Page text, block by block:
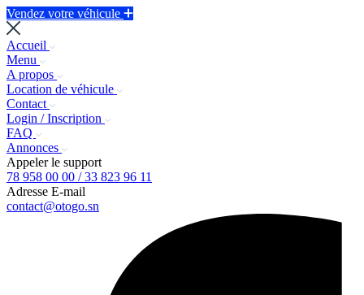
Vendez votre véhicule
Accueil
Menu
A propos
Location de véhicule
Contact
Login / Inscription
FAQ
Annonces
Appeler le support
78 958 00 00 / 33 823 96 11
Adresse E-mail
contact@otogo.sn